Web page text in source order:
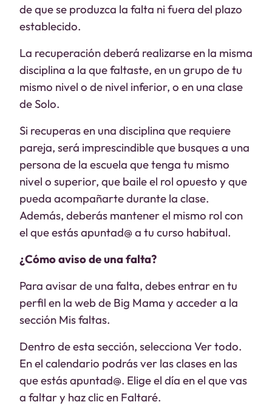
de que se produzca la falta ni fuera del plazo
establecido.
La recuperación deberá realizarse en la misma
disciplina a la que faltaste, en un grupo de tu
mismo nivel o de nivel inferior, o en una clase
de Solo.
Si recuperas en una disciplina que requiere
pareja, será imprescindible que busques a una
persona de la escuela que tenga tu mismo
nivel o superior, que baile el rol opuesto y que
pueda acompañarte durante la clase.
Además, deberás mantener el mismo rol con
el que estás apuntad@ a tu curso habitual.
¿Cómo aviso de una falta?
Para avisar de una falta, debes entrar en tu
perfil en la web de Big Mama y acceder a la
sección Mis faltas.
Dentro de esta sección, selecciona Ver todo.
En el calendario podrás ver las clases en las
que estás apuntad@. Elige el día en el que vas
a faltar y haz clic en Faltaré.